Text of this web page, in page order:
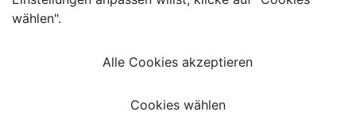
wählen".
Alle Cookies akzeptieren
Cookies wählen